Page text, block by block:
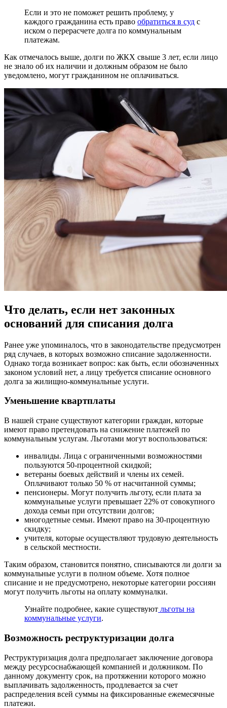
Если и это не поможет решить проблему, у
каждого гражданина есть право обратиться в суд с
иском о перерасчете долга по коммунальным
платежам.
Как отмечалось выше, долги по ЖКХ свыше 3 лет, если лицо
не знало об их наличии и должным образом не было
уведомлено, могут гражданином не оплачиваться.
Что делать, если нет законных
оснований для списания долга
Ранее уже упоминалось, что в законодательстве предусмотрен
ряд случаев, в которых возможно списание задолженности.
Однако тогда возникает вопрос: как быть, если обозначенных
законом условий нет, а лицу требуется списание основного
долга за жилищно-коммунальные услуги.
Уменьшение квартплаты
В нашей стране существуют категории граждан, которые
имеют право претендовать на снижение платежей по
коммунальным услугам. Льготами могут воспользоваться:
инвалиды. Лица с ограниченными возможностями
пользуются 50-процентной скидкой;
ветераны боевых действий и члены их семей.
Оплачивают только 50 % от насчитанной суммы;
пенсионеры. Могут получить льготу, если плата за
коммунальные услуги превышает 22% от совокупного
дохода семьи при отсутствии долгов;
многодетные семьи. Имеют право на 30-процентную
скидку;
учителя, которые осуществляют трудовую деятельность
в сельской местности.
Таким образом, становится понятно, списываются ли долги за
коммунальные услуги в полном объеме. Хотя полное
списание и не предусмотрено, некоторые категории россиян
могут получить льготы на оплату коммуналки.
Узнайте подробнее, какие существуют льготы на
коммунальные услуги.
Возможность реструктуризации долга
Реструктуризация долга предполагает заключение договора
между ресурсоснабжающей компанией и должником. По
данному документу срок, на протяжении которого можно
выплачивать задолженность, продлевается за счет
распределения всей суммы на фиксированные ежемесячные
платежи.